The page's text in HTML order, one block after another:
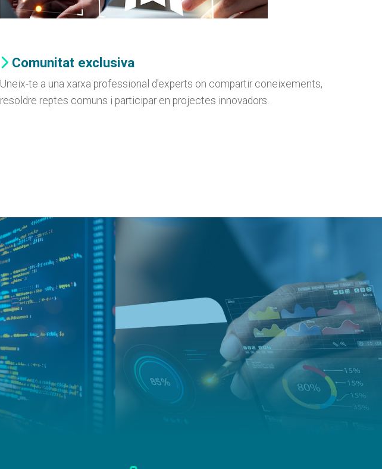
Comunitat exclusiva
Uneix-te a una xarxa professional d'experts on compartir coneixements,
resoldre reptes comuns i participar en projectes innovadors.